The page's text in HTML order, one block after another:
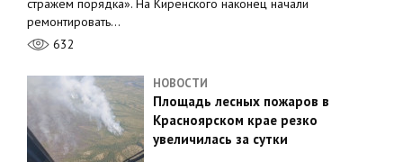
стражем порядка». На Киренского наконец начали
ремонтировать…
632
НОВОСТИ
Площадь лесных пожаров в
Красноярском крае резко
увеличилась за сутки